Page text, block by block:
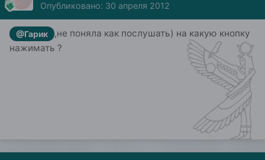
Опубликовано: 30 апреля 2012
@Гарик
,не поняла как послушать) на какую кнопку
нажимать ?